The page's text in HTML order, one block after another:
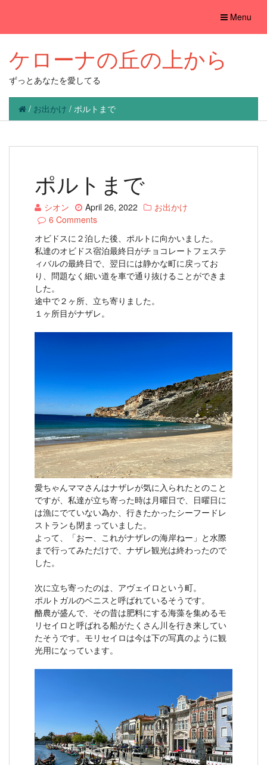
Toggle
Menu
ケローナの丘の上から
ずっとあなたを愛してる
/ お出かけ / ポルトまで
ポルトまで
シオン April 26, 2022
お出かけ
6 Comments
オビドスに２泊した後、ポルトに向かいました。
私達のオビドス宿泊最終日がチョコレートフェステ
ィバルの最終日で、翌日には静かな町に戻ってお
り、問題なく細い道を車で通り抜けることができま
した。
途中で２ヶ所、立ち寄りました。
１ヶ所目がナザレ。
愛ちゃんママさんはナザレが気に入られたとのこと
ですが、私達が立ち寄った時は月曜日で、日曜日に
は漁にでていない為か、行きたかったシーフードレ
ストランも閉まっていました。
よって、「おー、これがナザレの海岸ねー」と水際
まで行ってみただけで、ナザレ観光は終わったので
した。
次に立ち寄ったのは、アヴェイロという町。
ポルトガルのベニスと呼ばれているそうです。
酪農が盛んで、その昔は肥料にする海藻を集めるモ
リセイロと呼ばれる船がたくさん川を行き来してい
たそうです。モリセイロは今は下の写真のように観
光用になっています。